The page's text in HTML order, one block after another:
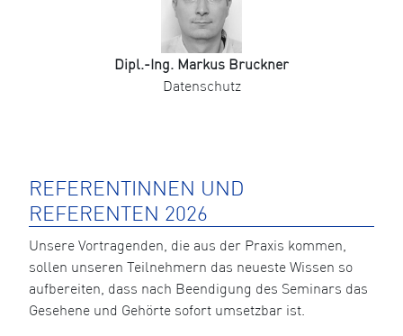
Dipl.-Ing. Markus Bruckner
Datenschutz
REFERENTINNEN UND
REFERENTEN 2026
Unsere Vortragenden, die aus der Praxis kommen,
sollen unseren Teilnehmern das neueste Wissen so
aufbereiten, dass nach Beendigung des Seminars das
Gesehene und Gehörte sofort umsetzbar ist.